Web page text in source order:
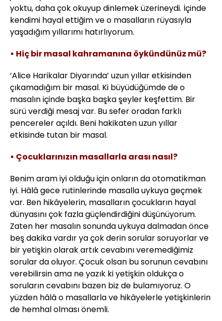
yoktu, daha çok okuyup dinlemek üzerineydi. İçinde
kendimi hayal ettiğim ve o masalların rüyasıyla
yaşadığım yıllarımı hatırlıyorum.
• Hiç bir masal kahramanına öykündünüz mü?
‘Alice Harikalar Diyarında’ uzun yıllar etkisinden
çıkamadığım bir masal. Ki büyüdüğümde de o
masalın içinde başka başka şeyler keşfettim. Bir
sürü verdiği mesaj var. Bu sefer oradan farklı
pencereler açıldı. Beni hakikaten uzun yıllar
etkisinde tutan bir masal.
• Çocuklarınızın masallarla arası nasıl?
Benim aram iyi olduğu için onların da otomatikman
iyi. Hâlâ gece rutinlerinde masalla uykuya geçmek
var. Ben hikâyelerin, masalların çocukların hayal
dünyasını çok fazla güçlendirdiğini düşünüyorum.
Zaten her masalın sonunda uykuya dalmadan önce
beş dakika vardır ya çok derin sorular soruyorlar ve
bir yetişkin olarak artık cevabını veremediğimiz
sorular da oluyor. Çocuk olsan bu sorunun cevabını
verebilirsin ama ne yazık ki yetişkin oldukça o
soruların cevabını bazen biz de bulamıyoruz. O
yüzden hâlâ o masallarla ve hikâyelerle yetişkinlerin
de hemhal olması önemli.